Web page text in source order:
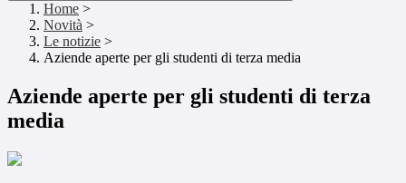
Home >
Novità >
Le notizie >
Aziende aperte per gli studenti di terza media
Aziende aperte per gli studenti di terza
media